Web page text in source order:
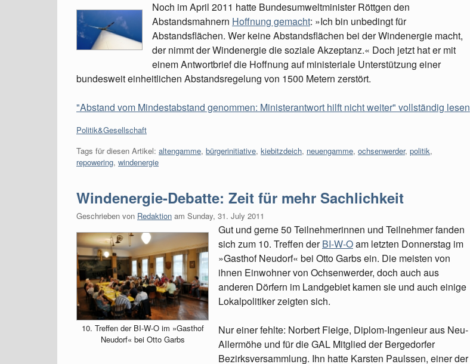
Noch im April 2011 hatte Bundesumweltminister Röttgen den
Abstandsmahnern Hoffnung gemacht: »Ich bin unbedingt für
Abstandsflächen. Wer keine Abstandsflächen bei der Windenergie macht,
der nimmt der Windenergie die soziale Akzeptanz.« Doch jetzt hat er mit
einem Antwortbrief die Hoffnung auf ministeriale Unterstützung einer
bundesweit einheitlichen Abstandsregelung von 1500 Metern zerstört.
"Abstand vom Mindestabstand genommen: Ministerantwort hilft nicht weiter" vollständig lesen
Kategorien:
Politik&Gesellschaft
Tags für diesen Artikel: altengamme, bürgerinitiative, kiebitzdeich, neuengamme, ochsenwerder, politik,
repowering, windenergie
Windenergie-Debatte: Zeit für mehr Sachlichkeit
Geschrieben von Redaktion am Sunday, 31. July 2011
10. Treffen der BI-W-O im »Gasthof
Neudorf« bei Otto Garbs
Gut und gerne 50 Teilnehmerinnen und Teilnehmer fanden
sich zum 10. Treffen derBI-W-Oam letzten Donnerstag im
»Gasthof Neudorf« bei Otto Garbs ein. Die meisten von
ihnen Einwohner von Ochsenwerder, doch auch aus
anderen Dörfern im Landgebiet kamen sie und auch einige
Lokalpolitiker zeigten sich.
Nur einer fehlte: Norbert Fleige, Diplom-Ingenieur aus Neu-
Allermöhe und für die GAL Mitglied der Bergedorfer
Bezirksversammlung. Ihn hatte Karsten Paulssen, einer der